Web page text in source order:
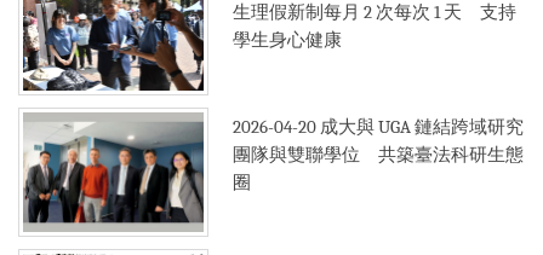
生理假新制每月 2 次每次 1 天 支持
學生身心健康
2026-04-20 成大與 UGA 鏈結跨域研究
團隊與雙聯學位 共築臺法科研生態
圈